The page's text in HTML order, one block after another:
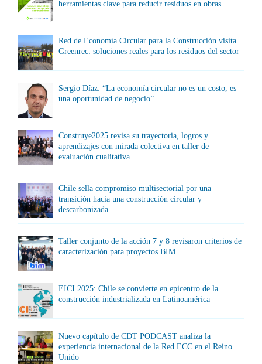
herramientas clave para reducir residuos en obras
Red de Economía Circular para la Construcción visita
Greenrec: soluciones reales para los residuos del sector
Sergio Díaz: “La economía circular no es un costo, es
una oportunidad de negocio”
Construye2025 revisa su trayectoria, logros y
aprendizajes con mirada colectiva en taller de
evaluación cualitativa
Chile sella compromiso multisectorial por una
transición hacia una construcción circular y
descarbonizada
Taller conjunto de la acción 7 y 8 revisaron criterios de
caracterización para proyectos BIM
EICI 2025: Chile se convierte en epicentro de la
construcción industrializada en Latinoamérica
Nuevo capítulo de CDT PODCAST analiza la
experiencia internacional de la Red ECC en el Reino
Unido